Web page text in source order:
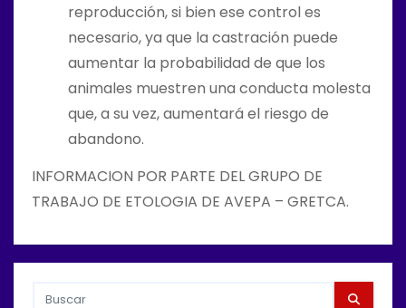
reproducción, si bien ese control es
necesario, ya que la castración puede
aumentar la probabilidad de que los
animales muestren una conducta molesta
que, a su vez, aumentará el riesgo de
abandono.
INFORMACION POR PARTE DEL GRUPO DE
TRABAJO DE ETOLOGIA DE AVEPA – GRETCA.